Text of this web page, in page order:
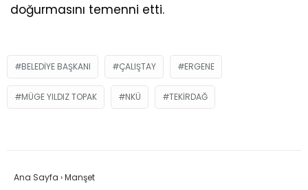
doğurmasını temenni etti.
BELEDIYE BAŞKANI ÇALIŞTAY ERGENE
MÜGE YILDIZ TOPAK NKÜ TEKIRDAĞ
Ana Sayfa ›Manşet